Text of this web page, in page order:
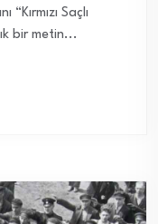
Saçlı
bir metin...